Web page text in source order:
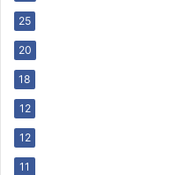
25
20
18
12
12
11